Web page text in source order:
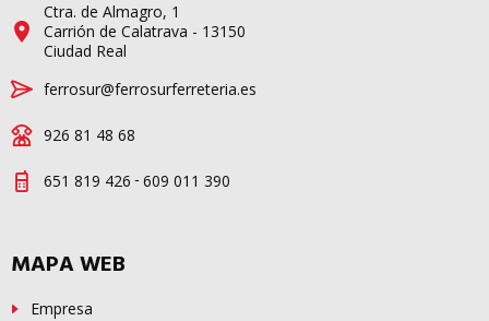
Ctra. de Almagro, 1
Carrión de Calatrava - 13150
Ciudad Real
ferrosur@ferrosurferreteria.es
926 81 48 68
651 819 426 - 609 011 390
MAPA WEB
Empresa